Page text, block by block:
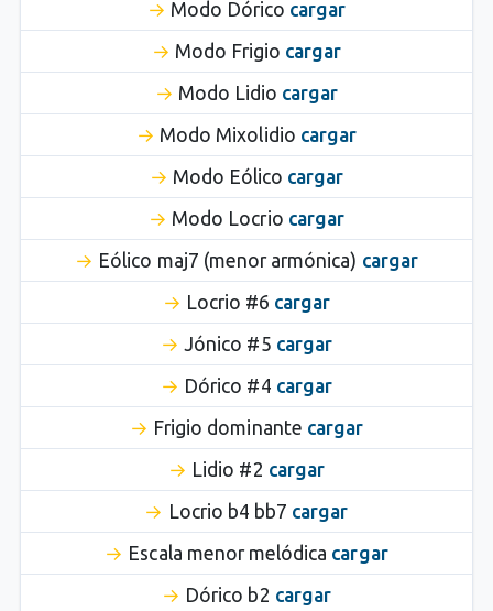
Modo Dórico cargar
Modo Frigio cargar
Modo Lidio cargar
Modo Mixolidio cargar
Modo Eólico cargar
Modo Locrio cargar
Eólico maj7 (menor armónica) cargar
Locrio #6 cargar
Jónico #5 cargar
Dórico #4 cargar
Frigio dominante cargar
Lidio #2 cargar
Locrio b4 bb7 cargar
Escala menor melódica cargar
Dórico b2 cargar